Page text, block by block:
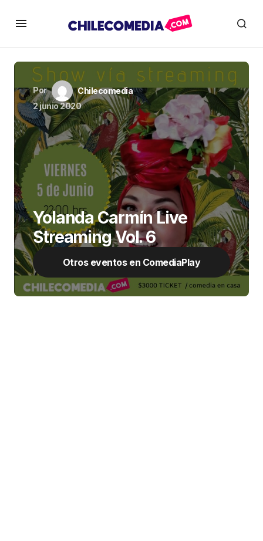
Por
Chilecomedia
2 junio 2020
Yolanda Carmín Live
Streaming Vol. 6
Otros eventos en ComediaPlay